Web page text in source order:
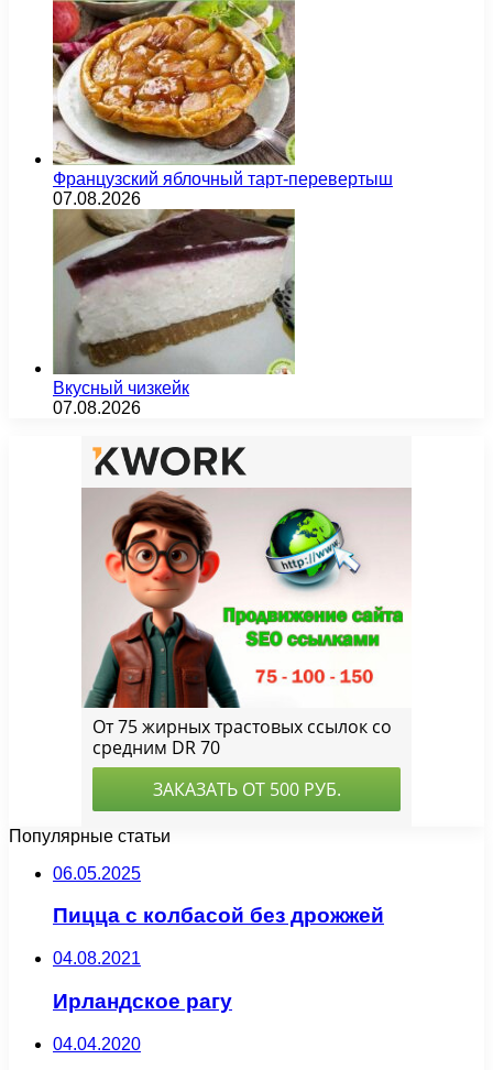
Французский яблочный тарт-перевертыш
07.08.2026
Вкусный чизкейк
07.08.2026
Популярные статьи
06.05.2025
Пицца с колбасой без дрожжей
04.08.2021
Ирландское рагу
04.04.2020